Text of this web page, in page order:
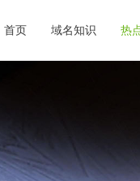
首页 域名知识 热